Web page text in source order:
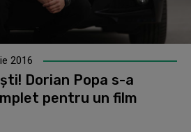
2016
Dorian Popa s-a
pentru un film